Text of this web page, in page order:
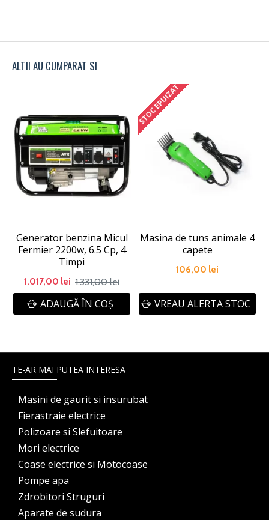
ALTII AU CUMPARAT SI
Generator benzina Micul
Fermier 2200w, 6.5 Cp, 4
Timpi
1.017,00 lei 1.331,00 lei
ADAUGĂ ÎN COŞ
STOC EPUIZAT
Masina de tuns animale 4
capete
106,00 lei
VREAU ALERTA STOC
TE-AR MAI PUTEA INTERESA
Masini de gaurit si insurubat
Fierastraie electrice
Polizoare si Slefuitoare
Mori electrice
Coase electrice si Motocoase
Pompe apa
Zdrobitori Struguri
Aparate de sudura